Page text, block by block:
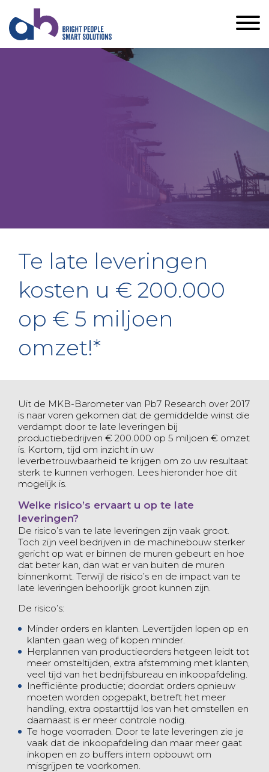
Te late leveringen
kosten u € 200.000
op € 5 miljoen
omzet!*
Uit de MKB-Barometer van Pb7 Research over 2017
is naar voren gekomen dat de gemiddelde winst die
verdampt door te late leveringen bij
productiebedrijven € 200.000 op 5 miljoen € omzet
is. Kortom, tijd om inzicht in uw
leverbetrouwbaarheid te krijgen om zo uw resultaat
sterk te kunnen verhogen. Lees hieronder hoe dit
mogelijk is.
Welke risico’s ervaart u op te late
leveringen?
De risico’s van te late leveringen zijn vaak groot.
Toch zijn veel bedrijven in de machinebouw sterker
gericht op wat er binnen de muren gebeurt en hoe
dat beter kan, dan wat er van buiten de muren
binnenkomt. Terwijl de risico’s en de impact van te
late leveringen behoorlijk groot kunnen zijn.
De risico’s:
Minder orders en klanten. Levertijden lopen op en
klanten gaan weg of kopen minder.
Herplannen van productieorders hetgeen leidt tot
meer omsteltijden, extra afstemming met klanten,
veel tijd van het bedrijfsbureau en inkoopafdeling.
Inefficiënte productie; doordat orders opnieuw
moeten worden opgepakt, betreft het meer
handling, extra opstarttijd los van het omstellen en
daarnaast is er meer controle nodig.
Te hoge voorraden. Door te late leveringen zie je
vaak dat de inkoopafdeling dan maar meer gaat
inkopen en zo buffers intern opbouwt om
misgrijpen te voorkomen.